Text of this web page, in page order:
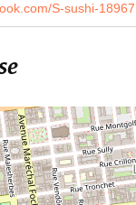
S-sushi-